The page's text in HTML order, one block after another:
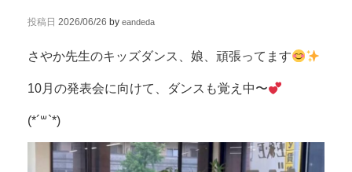
投稿日 2026/06/26 by eandeda
さやか先生のキッズダンス、娘、頑張ってます
10月の発表会に向けて、ダンスも覚え中〜
(*´꒳`*)